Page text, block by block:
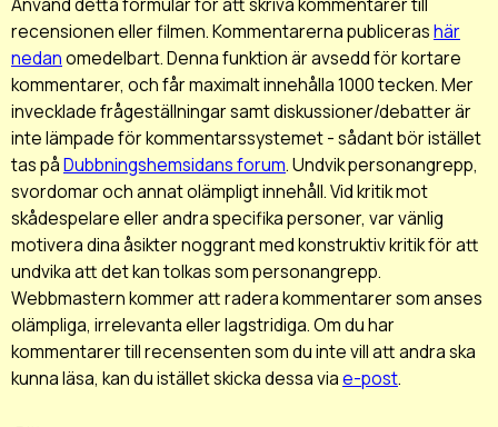
recensionen eller filmen. Kommentarerna publicerashär
nedanomedelbart. Denna funktion är avsedd för kortare
kommentarer, och får maximalt innehålla 1000 tecken. Mer
invecklade frågeställningar samt diskussioner/debatter är
inte lämpade för kommentarssystemet - sådant bör istället
tas påDubbningshemsidans forum. Undvik personangrepp,
svordomar och annat olämpligt innehåll. Vid kritik mot
skådespelare eller andra specifika personer, var vänlig
motivera dina åsikter noggrant med konstruktiv kritik för att
undvika att det kan tolkas som personangrepp.
Webbmastern kommer att radera kommentarer som anses
olämpliga, irrelevanta eller lagstridiga. Om du har
kommentarer till recensenten som du inte vill att andra ska
kunna läsa, kan du istället skicka dessa viae-post.